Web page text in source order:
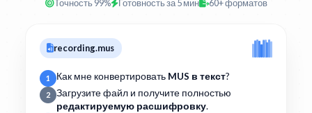
Точность 99% Готовность за 5 мин 60+ форматов
recording.mus
1 Как мне конвертировать MUS в текст?
2
Загрузите файл и получите полностью
редактируемую расшифровку.